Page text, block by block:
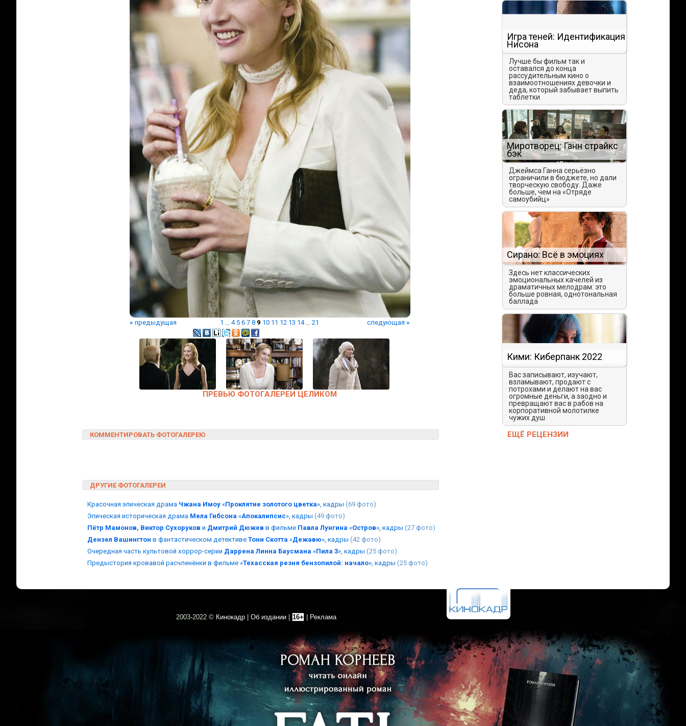
« предыдущая 1 ... 4 5 6 7 8 9 10 11 12 13 14... 21 следующая »
ПРЕВЬЮ ФОТОГАЛЕРЕИ ЦЕЛИКОМ
КОММЕНТИРОВАТЬ ФОТОГАЛЕРЕЮ
ДРУГИЕ ФОТОГАЛЕРЕИ
Красочная эпическая драма Чжана Имоу «Проклятие золотого цветка», кадры (69 фото)
Эпическая историческая драма Мела Гибсона «Апокалипсис», кадры (49 фото)
Пётр Мамонов, Виктор Сухоруков и Дмитрий Дюжев в фильме Павла Лунгина «Остров», кадры (27 фото)
Дензел Вашингтон в фантастическом детективе Тони Скотта «Дежавю», кадры (42 фото)
Очередная часть культовой хоррор-серии Даррена Линна Баусмана «Пила 3», кадры (25 фото)
Предыстория кровавой расчленёнки в фильме «Техасская резня бензопилой: начало», кадры (25 фото)
Игра теней: Идентификация
Нисона
Лучше бы фильм так и
оставался до конца
рассудительным кино о
взаимоотношениях девочки и
деда, который забывает выпить
таблетки
Миротворец: Ганн страйкс
бэк
Джеймса Ганна серьёзно
ограничили в бюджете, но дали
творческую свободу. Даже
больше, чем на «Отряде
самоубийц»
Сирано: Всё в эмоциях
Здесь нет классических
эмоциональных качелей из
драматичных мелодрам: это
больше ровная, однотональная
баллада
Кими: Киберпанк 2022
Вас записывают, изучают,
взламывают, продают с
потрохами и делают на вас
огромные деньги, а заодно и
превращают вас в рабов на
корпоративной молотилке
чужих душ
ЕЩЁ РЕЦЕНЗИИ
2003-2022 © Кинокадр Об издании| 16+ Реклама